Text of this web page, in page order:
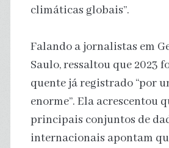
climáticas globais”.
Falando a jornalistas em
Saulo, ressaltou que 2023
quente já registrado “por
enorme”. Ela acrescentou
principais conjuntos de
internacionais apontam